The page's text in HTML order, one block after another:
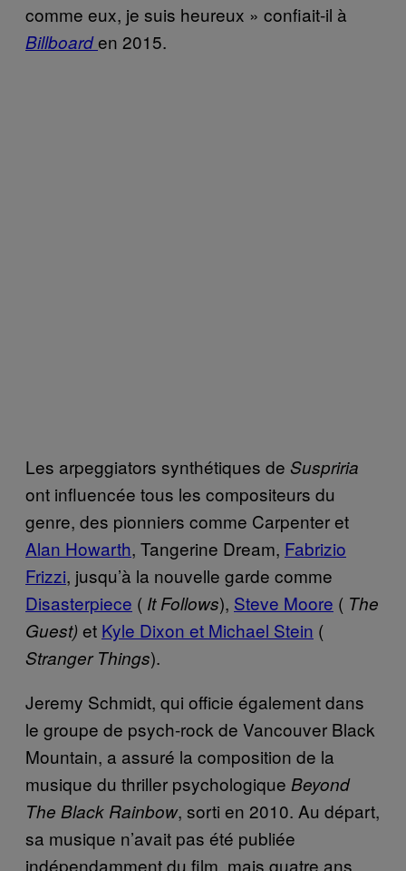
comme eux, je suis heureux » confiait-il à
Billboarden 2015.
Les arpeggiators synthétiques de Suspriria
ont influencée tous les compositeurs du
genre, des pionniers comme Carpenter et
Alan Howarth, Tangerine Dream, Fabrizio
Frizzi, jusqu’à la nouvelle garde comme
Disasterpiece ( It Follows), Steve Moore ( The
Guest) et Kyle Dixon et Michael Stein (
Stranger Things).
Jeremy Schmidt, qui officie également dans
le groupe de psych-rock de Vancouver Black
Mountain, a assuré la composition de la
musique du thriller psychologique Beyond
The Black Rainbow, sorti en 2010. Au départ,
sa musique n’avait pas été publiée
indépendamment du film, mais quatre ans